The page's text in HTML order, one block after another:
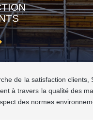
de la satisfaction clients,
à travers la qualité des
des normes